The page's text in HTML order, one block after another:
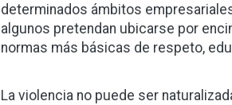
determinados ámbitos
algunos pretendan ubicarse por
normas más básicas de respeto,
La violencia no puede ser